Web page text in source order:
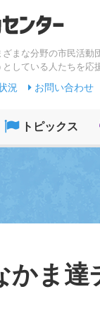
まな分野の市民活動
している人たちを応
況 お問い合わせ
トピックス
かま達